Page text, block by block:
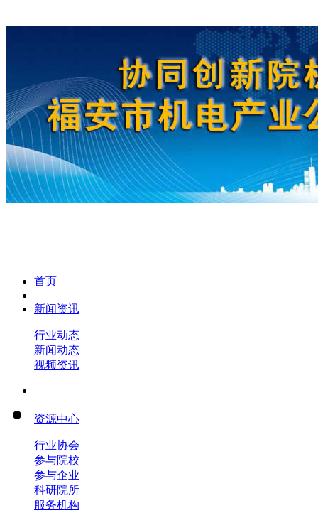
首页
新闻资讯
行业动态
新闻动态
视频资讯
资源中心
行业协会
参与院校
参与企业
科研院所
服务机构